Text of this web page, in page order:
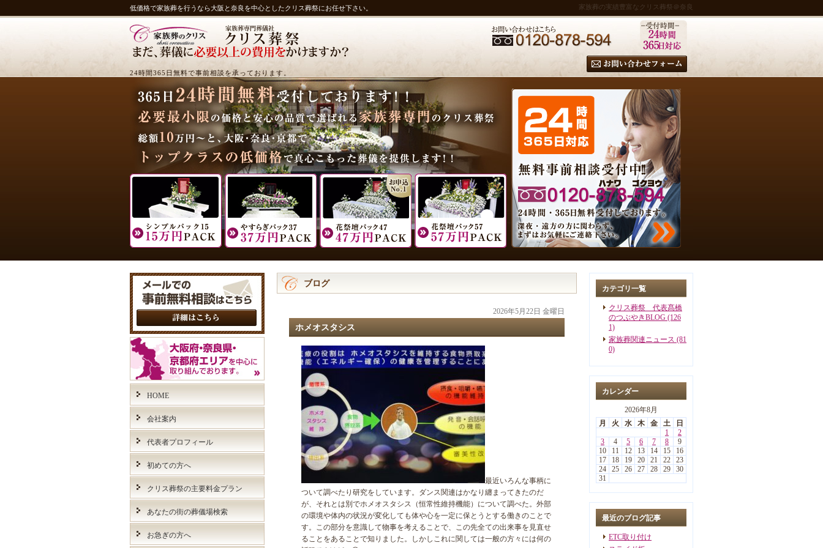
低価格で家族葬を行うなら大阪と奈良を中心としたクリス葬祭にお任せ下さい。 家族葬の実績豊富なクリス葬祭＠奈良
24時間365日無料で事前相談を承っております。
ブログ
2026年5月22日 金曜日
ホメオスタシス
最近いろんな事柄に
ついて調べたり研究をしています。ダンス関連はかなり纏まってきたのだ
が、それとは別でホメオスタシス（恒常性維持機能）について調べた。外部
の環境や体内の状況が変化しても体や心を一定に保とうとする働きのことで
す。この部分を意識して物事を考えることで、この先全ての出来事を見直せ
ることをあることで知りました。しかしこれに関しては一般の方々には何の
カテゴリ一覧
クリス葬祭 代表髙橋
のつぶやきBLOG (126
1)
家族葬関連ニュース (81
0)
カレンダー
2026年8月
月
火 水 木 金 土
日
1
2
3
4 5 6 7 8
9
10
11 12 13 14 15
16
17
18 19 20 21 22
23
24
25 26 27 28 29
30
31
最近のブログ記事
ETC取り付け
HOME
会社案内
代表者プロフィール
初めての方へ
クリス葬祭の主要料金プラン
あなたの街の葬儀場検索
お急ぎの方へ